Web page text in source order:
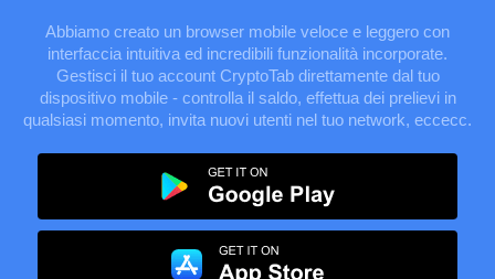
Abbiamo creato un browser mobile veloce e leggero con
interfaccia intuitiva ed incredibili funzionalità incorporate.
Gestisci il tuo account CryptoTab direttamente dal tuo
dispositivo mobile - controlla il saldo, effettua dei prelievi in
qualsiasi momento, invita nuovi utenti nel tuo network, eccecc.